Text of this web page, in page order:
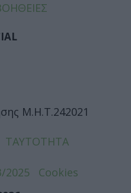
Μ.Η.Τ.242021
ΤΑΥΤΟΤΗΤΑ
2025
Cookies